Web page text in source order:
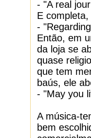
- "A real
E
-
Então, em
da loja se
quase
que tem
baús, ele
- "May you
A música-
bem